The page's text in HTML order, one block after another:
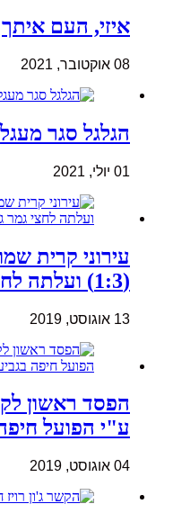
איזי, העם איתך
08 אוקטובר, 2021
הגלגל סגר מעגל
01 יולי, 2021
עירוני קרית
(1:3) ועלתה לחצי גמר גביע הטוטו
13 אוגוסט, 2019
ע"י הפועל
04 אוגוסט, 2019